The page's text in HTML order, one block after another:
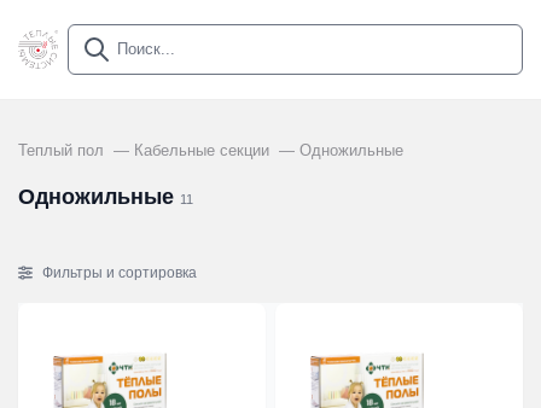
Теплый пол Кабельные секции Одножильные
Одножильные 11
Фильтры и сортировка